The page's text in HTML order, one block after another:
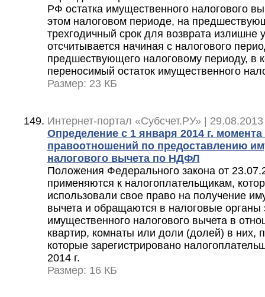
РФ остатка имущественного налогового
этом налоговом периоде, на
трехгодичный срок для возврата излишне
отсчитывается начиная с налогового
предшествующего налоговому периоду, в
переносимый остаток имущественного
Размер: 23 КБ
Интернет-портал «Субсчет.РУ» |
Определение с 1 января 2014 г.
правоотношений по предоставлению
налогового вычета по НДФЛ
Положения Федерального закона от
применяются к налогоплательщикам,
использовали свое право на получение
вычета и обращаются в налоговые органы
имущественного налогового вычета в
квартир, комнаты или доли (долей) в них,
которые зарегистрировано
2014 г.
Размер: 16 КБ